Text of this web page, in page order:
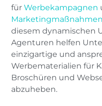
fürWerbekampagnen
Marketingmaßnahmen
diesem dynamischen
Agenturen helfen
einzigartige und
Werbematerialien für
Broschüren und
abzuheben.